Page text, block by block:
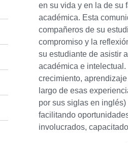
en su vida y en la de su
académica. Esta
compañeros de su
compromiso y la
su estudiante de asistir
académica e
crecimiento,
largo de esas
por sus siglas en
facilitando
involucrados,